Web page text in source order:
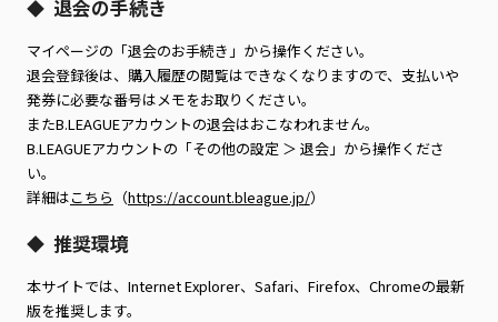
◆ 退会の手続き
マイページの「退会のお手続き」から操作ください。
退会登録後は、購入履歴の閲覧はできなくなりますので、支払いや
発券に必要な番号はメモをお取りください。
またB.LEAGUEアカウントの退会はおこなわれません。
B.LEAGUEアカウントの「その他の設定 ＞ 退会」から操作くださ
い。
詳細はこちら （https://account.bleague.jp/）
◆ 推奨環境
本サイトでは、Internet Explorer、Safari、Firefox、Chromeの最新
版を推奨します。